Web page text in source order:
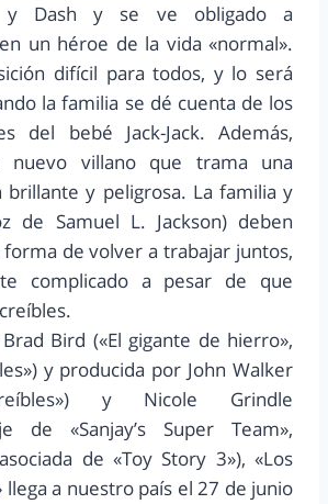
y Dash y se ve obligado a
un héroe de la vida «normal».
difícil para todos, y lo será
la familia se dé cuenta de los
del bebé Jack-Jack. Además,
nuevo villano que trama una
brillante y peligrosa. La familia y
de Samuel L. Jackson) deben
de volver a trabajar juntos,
complicado a pesar de que
Bird («El gigante de hierro»,
y producida por John Walker
y Nicole Grindle
de «Sanjay’s Super Team»,
de «Toy Story 3»), «Los
llega a nuestro país el 27 de junio